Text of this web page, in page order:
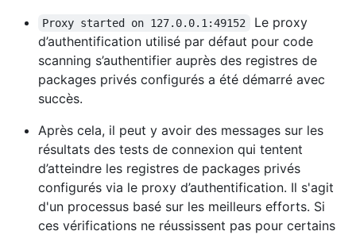
Proxy started on 127.0.0.1:49152
Le proxy
d’authentification utilisé par défaut pour code
scanning s’authentifier auprès des registres de
packages privés configurés a été démarré avec
succès.
Après cela, il peut y avoir des messages sur les
résultats des tests de connexion qui tentent
d’atteindre les registres de packages privés
configurés via le proxy d’authentification. Il s'agit
d'un processus basé sur les meilleurs efforts. Si
ces vérifications ne réussissent pas pour certains